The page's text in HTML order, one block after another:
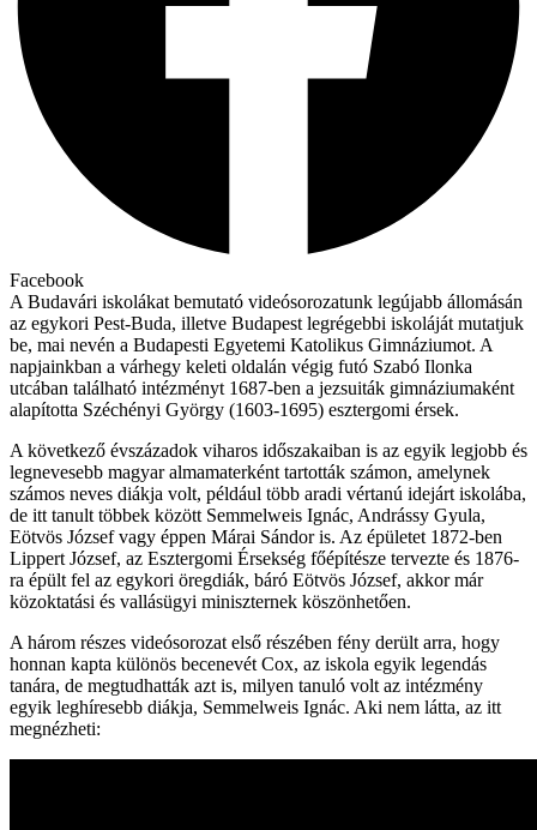
Facebook
A Budavári iskolákat bemutató videósorozatunk legújabb állomásán
az egykori Pest-Buda, illetve Budapest legrégebbi iskoláját mutatjuk
be, mai nevén a Budapesti Egyetemi Katolikus Gimnáziumot. A
napjainkban a várhegy keleti oldalán végig futó Szabó Ilonka
utcában található intézményt 1687-ben a jezsuiták gimnáziumaként
alapította Széchényi György (1603-1695) esztergomi érsek.
A következő évszázadok viharos időszakaiban is az egyik legjobb és
legnevesebb magyar almamaterként tartották számon, amelynek
számos neves diákja volt, például több aradi vértanú idejárt iskolába,
de itt tanult többek között Semmelweis Ignác, Andrássy Gyula,
Eötvös József vagy éppen Márai Sándor is. Az épületet 1872-ben
Lippert József, az Esztergomi Érsekség főépítésze tervezte és 1876-
ra épült fel az egykori öregdiák, báró Eötvös József, akkor már
közoktatási és vallásügyi miniszternek köszönhetően.
A három részes videósorozat első részében fény derült arra, hogy
honnan kapta különös becenevét Cox, az iskola egyik legendás
tanára, de megtudhatták azt is, milyen tanuló volt az intézmény
egyik leghíresebb diákja, Semmelweis Ignác. Aki nem látta, az itt
megnézheti: